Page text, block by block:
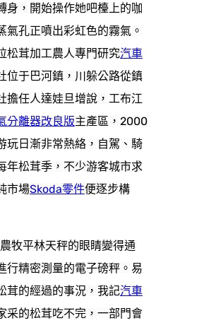
身，開始操作她吧檯上的咖
氣孔正噴出彩虹色的霧氣。
松茸加工農人專門研究汽車
位于巴河鎮，川躲公路從鎮
擔任人達娃旦增說，工布江
分離器改良版主產區，2000
玩日漸非常熱絡，自駕、騎
年松茸季，不少游客城市求
市場Skoda零件便逐步構
牧平林天秤的眼睛變得通
行精密測量的電子磅秤。易
茸的經過的事況，我記汽車
采的松茸吃不完，一部門會